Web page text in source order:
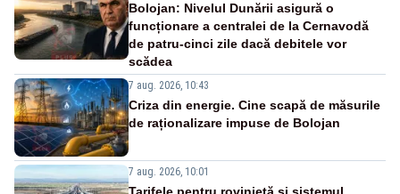
Bolojan: Nivelul Dunării asigură o
funcționare a centralei de la Cernavodă
de patru-cinci zile dacă debitele vor
scădea
7 aug. 2026, 10:43
Criza din energie. Cine scapă de măsurile
de raționalizare impuse de Bolojan
7 aug. 2026, 10:01
Tarifele pentru rovinietă și sistemul